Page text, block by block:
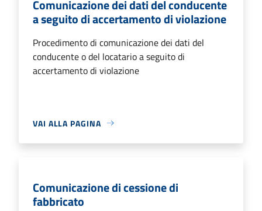
Comunicazione dei dati del conducente
a seguito di accertamento di violazione
Procedimento di comunicazione dei dati del
conducente o del locatario a seguito di
accertamento di violazione
VAI ALLA PAGINA
Comunicazione di cessione di
fabbricato